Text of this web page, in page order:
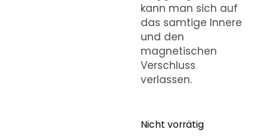
kann man sich auf
das samtige Innere
und den
magnetischen
Verschluss
verlassen.
Nicht vorrätig